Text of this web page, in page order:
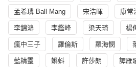
孟希璘 Ball Mang 宋浩暉 康常
李錦鴻 李鑑峰 梁天琦 楊
瘋中三子 羅倫斯 羅海憫
藍精靈 蝌蚪 許莎朗 譚雁